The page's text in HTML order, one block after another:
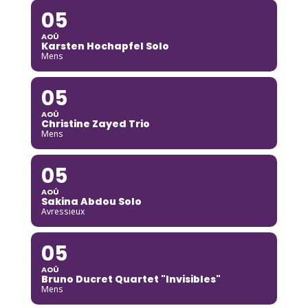
05
AOÛ
Karsten Hochapfel Solo
Mens
05
AOÛ
Christine Zayed Trio
Mens
05
AOÛ
Sakina Abdou Solo
Avressieux
05
AOÛ
Bruno Ducret Quartet "Invisibles"
Mens